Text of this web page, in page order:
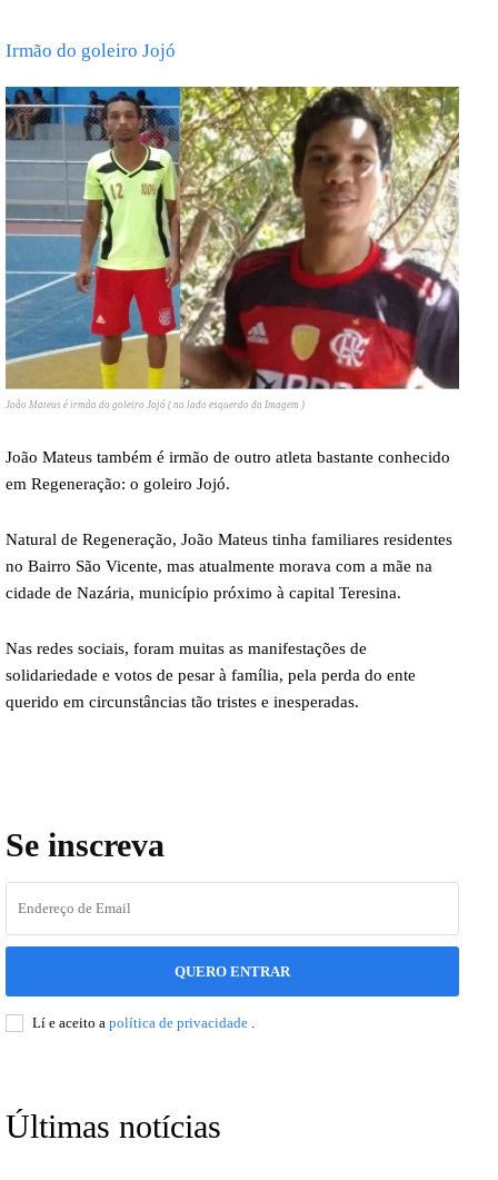
Irmão do goleiro Jojó
João Mateus é irmão do goleiro Jojó ( no lado esquerdo da Imagem )
João Mateus também é irmão de outro atleta bastante conhecido
em Regeneração: o goleiro Jojó.
Natural de Regeneração, João Mateus tinha familiares residentes
no Bairro São Vicente, mas atualmente morava com a mãe na
cidade de Nazária, município próximo à capital Teresina.
Nas redes sociais, foram muitas as manifestações de
solidariedade e votos de pesar à família, pela perda do ente
querido em circunstâncias tão tristes e inesperadas.
Se inscreva
QUERO ENTRAR
Lí e aceito a política de privacidade
Últimas notícias